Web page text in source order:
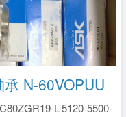
N-60VOPUU
L-5120-5500-